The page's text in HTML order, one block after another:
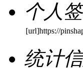
个人
[url]https://
统计